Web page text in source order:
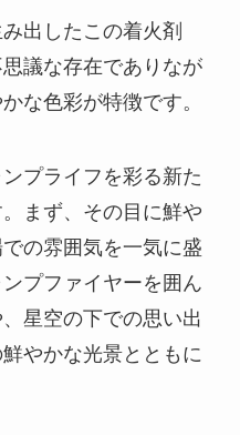
出したこの着火剤
議な存在でありなが
な色彩が特徴です。
プライフを彩る新た
まず、その目に鮮や
の雰囲気を一気に盛
プファイヤーを囲ん
星空の下での思い出
やかな光景とともに